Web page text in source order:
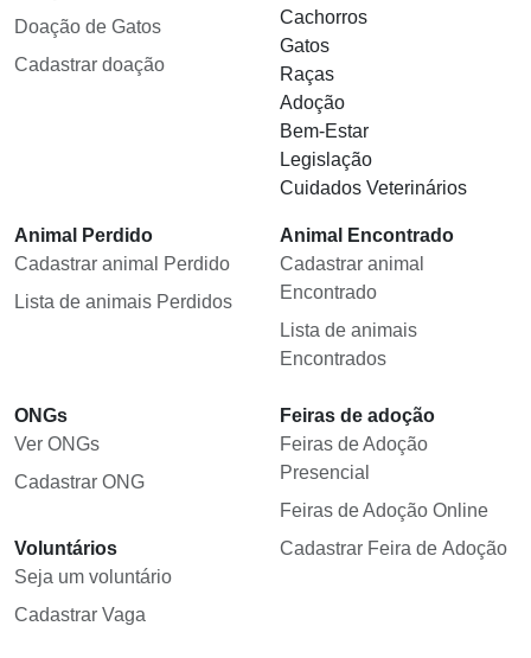
Doação de Gatos
Cadastrar doação
Cachorros
Gatos
Raças
Adoção
Bem-Estar
Legislação
Cuidados Veterinários
Animal Perdido
Cadastrar animal Perdido
Lista de animais Perdidos
Animal Encontrado
Cadastrar animal
Encontrado
Lista de animais
Encontrados
ONGs
Ver ONGs
Cadastrar ONG
Voluntários
Seja um voluntário
Cadastrar Vaga
Feiras de adoção
Feiras de Adoção
Presencial
Feiras de Adoção Online
Cadastrar Feira de Adoção